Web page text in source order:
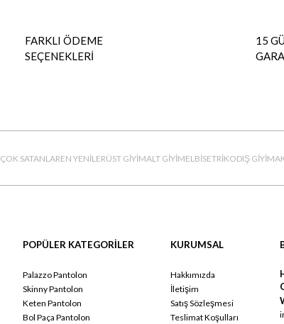
FARKLI ÖDEME
SEÇENEKLERİ
15
ÇOK SATANLAREN YENİLERÜST GİYİMALT GİYİMELBİSETRİKODIŞ GİYİM
POPÜLER KATEGORİLER
Palazzo Pantolon
Skinny Pantolon
Keten Pantolon
Bol Paça Pantolon
KURUMSAL
Hakkımızda
İletişim
Satış Sözleşmesi
Teslimat Koşulları